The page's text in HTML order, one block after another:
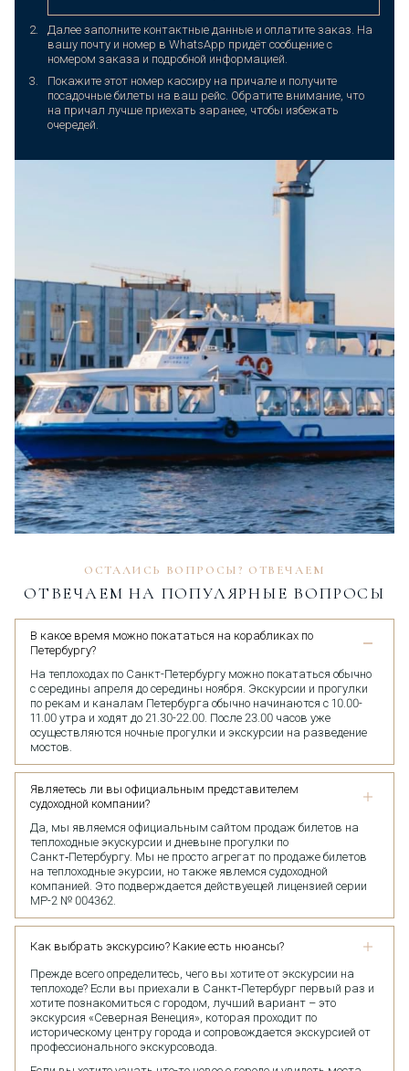
Далее заполните контактные данные и оплатите заказ. На
вашу почту и номер в WhatsApp придёт сообщение с
номером заказа и подробной информацией.
Покажите этот номер кассиру на причале и получите
посадочные билеты на ваш рейс. Обратите внимание, что
на причал лучше приехать заранее, чтобы избежать
очередей.
ОСТАЛИСЬ ВОПРОСЫ? ОТВЕЧАЕМ
ОТВЕЧАЕМ НА ПОПУЛЯРНЫЕ ВОПРОСЫ
В какое время можно покататься на корабликах по
Петербургу?
На теплоходах по Санкт-Петербургу можно покататься обычно
с середины апреля до середины ноября. Экскурсии и прогулки
по рекам и каналам Петербурга обычно начинаются с 10.00-
11.00 утра и ходят до 21.30-22.00. После 23.00 часов уже
осуществляются ночные прогулки и экскурсии на разведение
мостов.
Являетесь ли вы официальным представителем
судоходной компании?
Да, мы являемся официальным сайтом продаж билетов на
теплоходные экускурсии и дневыне прогулки по
Санкт‑Петербургу. Мы не просто агрегат по продаже билетов
на теплоходные экурсии, но также явлемся судоходной
компанией. Это подверждается действуещей лицензией серии
МР-2 № 004362.
Как выбрать экскурсию? Какие есть нюансы?
Прежде всего определитесь, чего вы хотите от экскурсии на
теплоходе? Если вы приехали в Санкт‑Петербург первый раз и
хотите познакомиться с городом, лучший вариант – это
экскурсия «Северная Венеция», которая проходит по
историческому центру города и сопровождается экскурсией от
профессионального экскурсовода.